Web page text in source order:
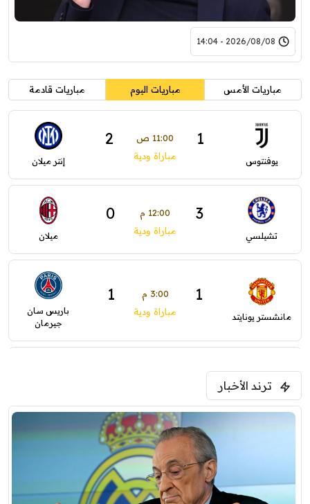
2026/08/08 - 14:04
مباريات الأمس مباريات اليوم مباريات قادمة
يوفنتوس
1 11:00 ص 2
مباراة ودية إنتر ميلان
تشيلسي
3 12:00 م 0
مباراة ودية ميلان
مانشستر يونايتد
1 3:00 م 1
مباراة ودية
باريس سان
جيرمان
فرينتسفاروشي
7:00 م
مباراة ودية
ترند الأخبار